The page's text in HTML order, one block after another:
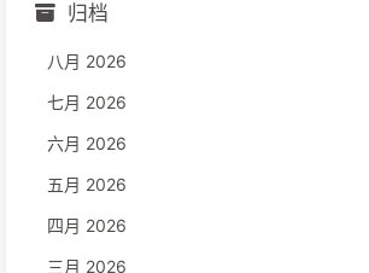
归档
八月 2026
七月 2026
六月 2026
五月 2026
四月 2026
三月 2026